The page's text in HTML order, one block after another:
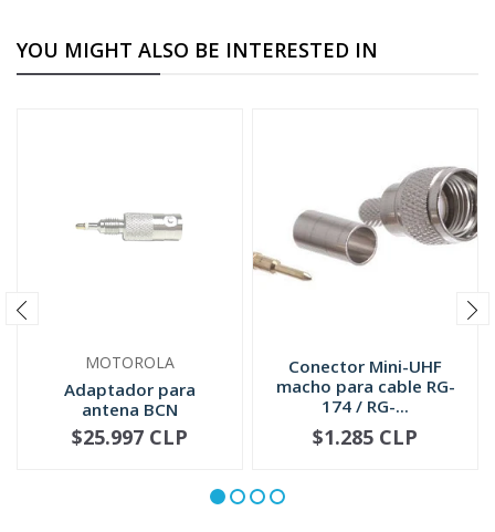
YOU MIGHT ALSO BE INTERESTED IN
MOTOROLA
Adaptador para
antena BCN
5885705M02
NOT AVAILABLE
$25.997 CLP
Conector Mini-UHF
macho para cable RG-
174 / RG-...
+
$1.285 CLP